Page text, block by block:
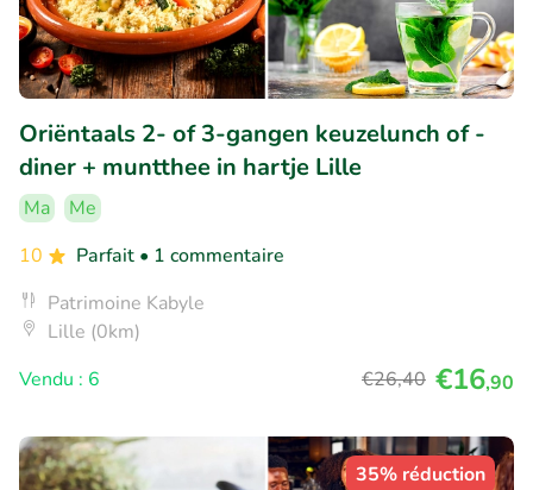
Oriëntaals 2- of 3-gangen keuzelunch of -
diner + muntthee in hartje Lille
Ma
Me
10
Parfait • 1 commentaire
Patrimoine Kabyle
Lille (0km)
Vendu : 6
€26,40 €16,90
35% réduction